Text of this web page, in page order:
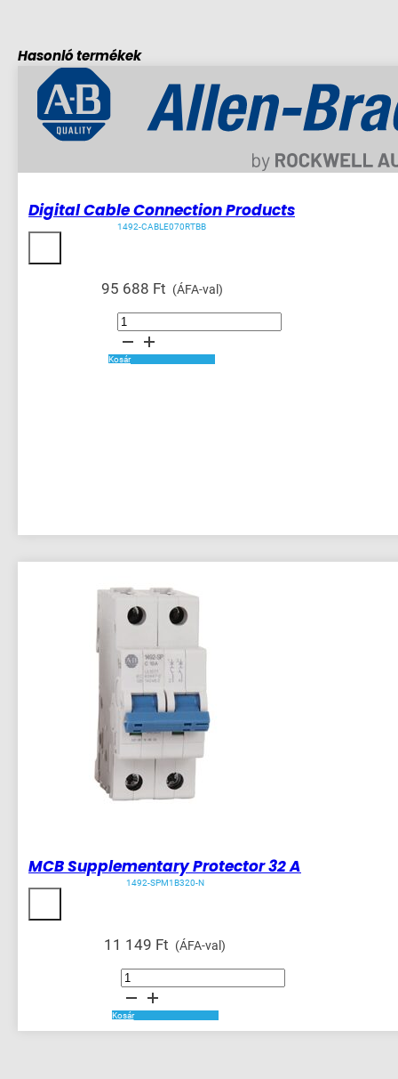
Hasonló termékek
Digital Cable Connection Products
1492-CABLE070RTBB
95 688 Ft (ÁFA-val)
Digital
Cable
Connection
Products
mennyiség
Kosár
MCB Supplementary Protector 32 A
1492-SPM1B320-N
11 149 Ft (ÁFA-val)
MCB
Supplementary
Protector
32
A
mennyiség
Kosár